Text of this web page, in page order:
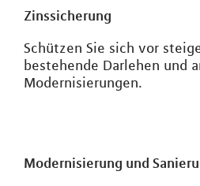
Zinssicherung
Schützen Sie sich vor
bestehende Darlehen und
Modernisierungen.
Modernisierung und